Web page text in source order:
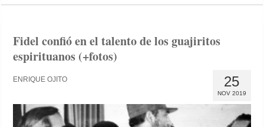
Fidel confió en el talento de los guajiritos
espirituanos (+fotos)
25
NOV 2019
ENRIQUE OJITO